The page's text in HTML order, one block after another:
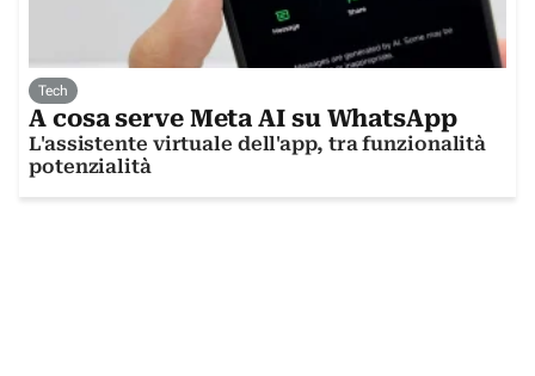
Tech
A cosa serve Meta AI su WhatsApp
L'assistente virtuale dell'app, tra funzionalità
potenzialità